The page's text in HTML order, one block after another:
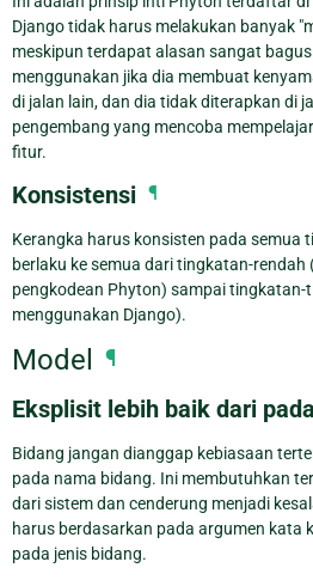
Django tidak harus melakukan banyak
meskipun terdapat alasan sangat
menggunakan jika dia membuat
di jalan lain, dan dia tidak diterapkan di
pengembang yang mencoba
fitur.
Konsistensi ¶
Kerangka harus konsisten pada semua
berlaku ke semua dari tingkatan-
pengkodean Phyton) sampai tingkatan-
menggunakan Django).
Model ¶
Eksplisit lebih baik dari
Bidang jangan dianggap kebiasaan
pada nama bidang. Ini membutuhkan
dari sistem dan cenderung menjadi
harus berdasarkan pada argumen kata
pada jenis bidang.